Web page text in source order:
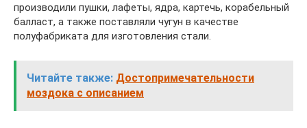
производили пушки, лафеты, ядра, картечь, корабельный
балласт, а также поставляли чугун в качестве
полуфабриката для изготовления стали.
Читайте также: Достопримечательности
моздока с описанием